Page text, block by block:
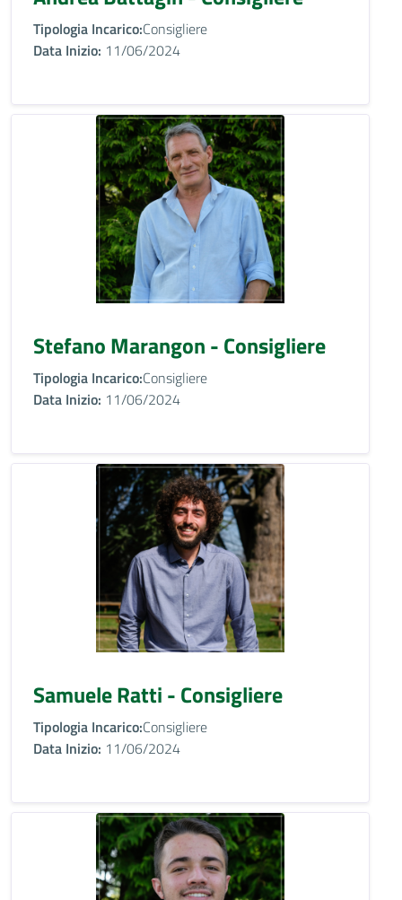
Tipologia Incarico:Consigliere
Data Inizio: 11/06/2024
Stefano Marangon - Consigliere
Tipologia Incarico:Consigliere
Data Inizio: 11/06/2024
Samuele Ratti - Consigliere
Tipologia Incarico:Consigliere
Data Inizio: 11/06/2024